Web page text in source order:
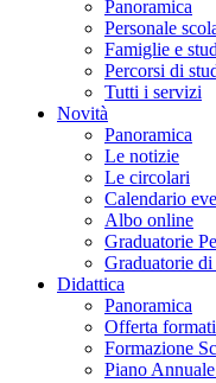
Panoramica
Personale
Famiglie e
Percorsi di
Tutti i servizi
Novità
Panoramica
Le notizie
Le circolari
Calendario
Albo online
Graduatorie
Graduatorie
Didattica
Panoramica
Offerta
Formazione
Piano